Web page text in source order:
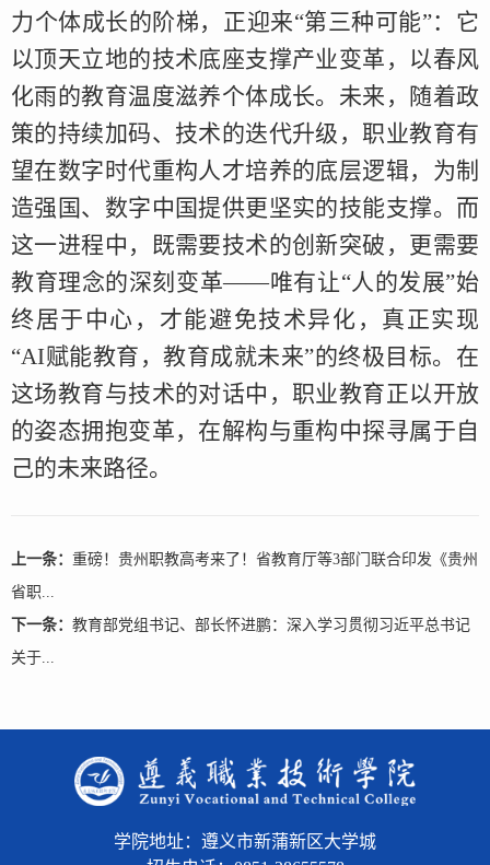
力个体成长的阶梯，正迎来“第三种可能”：它
以顶天立地的技术底座支撑产业变革，以春风
化雨的教育温度滋养个体成长。未来，随着政
策的持续加码、技术的迭代升级，职业教育有
望在数字时代重构人才培养的底层逻辑，为制
造强国、数字中国提供更坚实的技能支撑。而
这一进程中，既需要技术的创新突破，更需要
教育理念的深刻变革——唯有让“人的发展”始
终居于中心，才能避免技术异化，真正实现
“AI赋能教育，教育成就未来”的终极目标。在
这场教育与技术的对话中，职业教育正以开放
的姿态拥抱变革，在解构与重构中探寻属于自
己的未来路径。
上一条： 重磅！贵州职教高考来了！省教育厅等3部门联合印发《贵州
省职...
下一条： 教育部党组书记、部长怀进鹏：深入学习贯彻习近平总书记
关于...
学院地址：遵义市新蒲新区大学城